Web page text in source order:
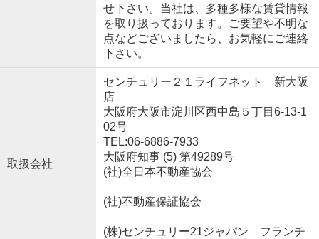
せ下さい。当社は、多種多様な賃貸情報
を取り扱っております。ご要望や不明な
点などございましたら、お気軽にご連絡
下さい。
取扱会社
センチュリー２１ライフネット 新大阪
店
大阪府大阪市淀川区西中島５丁目6-13-1
02号
TEL:06-6886-7933
大阪府知事 (5) 第49289号
(社)全日本不動産協会
(社)不動産保証協会
(株)センチュリー21ジャパン フランチ